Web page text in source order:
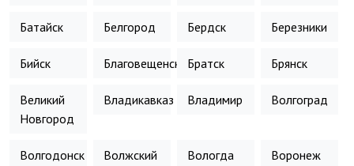
Батайск Белгород Бердск Березники
Бийск Благовещенск Братск Брянск
Великий
Новгород
Владикавказ Владимир Волгоград
Волгодонск Волжский Вологда Воронеж